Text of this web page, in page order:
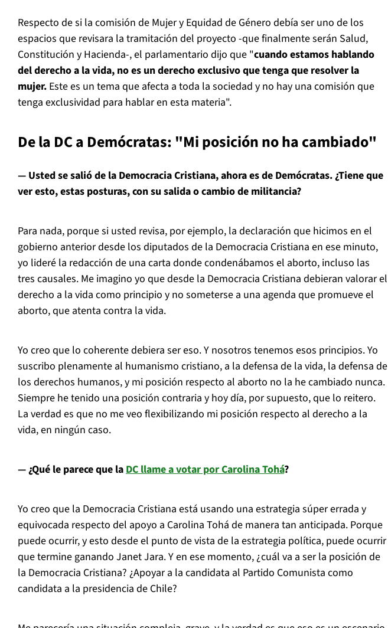
Respecto de si la comisión de Mujer y Equidad de Género debía ser uno de los
espacios que revisara la tramitación del proyecto -que finalmente serán Salud,
Constitución y Hacienda-, el parlamentario dijo que "cuando estamos hablando
del derecho a la vida, no es un derecho exclusivo que tenga que resolver la
mujer. Este es un tema que afecta a toda la sociedad y no hay una comisión que
tenga exclusividad para hablar en esta materia".
De la DC a Demócratas: "Mi posición no ha cambiado"
— Usted se salió de la Democracia Cristiana, ahora es de Demócratas. ¿Tiene que
ver esto, estas posturas, con su salida o cambio de militancia?
Para nada, porque si usted revisa, por ejemplo, la declaración que hicimos en el
gobierno anterior desde los diputados de la Democracia Cristiana en ese minuto,
yo lideré la redacción de una carta donde condenábamos el aborto, incluso las
tres causales. Me imagino yo que desde la Democracia Cristiana debieran valorar el
derecho a la vida como principio y no someterse a una agenda que promueve el
aborto, que atenta contra la vida.
Yo creo que lo coherente debiera ser eso. Y nosotros tenemos esos principios. Yo
suscribo plenamente al humanismo cristiano, a la defensa de la vida, la defensa de
los derechos humanos, y mi posición respecto al aborto no la he cambiado nunca.
Siempre he tenido una posición contraria y hoy día, por supuesto, que lo reitero.
La verdad es que no me veo flexibilizando mi posición respecto al derecho a la
vida, en ningún caso.
— ¿Qué le parece que la DC llame a votar por Carolina Tohá?
Yo creo que la Democracia Cristiana está usando una estrategia súper errada y
equivocada respecto del apoyo a Carolina Tohá de manera tan anticipada. Porque
puede ocurrir, y esto desde el punto de vista de la estrategia política, puede ocurrir
que termine ganando Janet Jara. Y en ese momento, ¿cuál va a ser la posición de
la Democracia Cristiana? ¿Apoyar a la candidata al Partido Comunista como
candidata a la presidencia de Chile?